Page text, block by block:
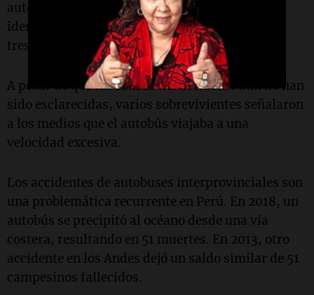
autobús. Hasta ahora, los forenses han logrado
identificar a cuatro de las víctimas, entre ellas
tres adultos mayores y un niño de cinco años.
A pesar de que las causas del accidente aún no han
sido esclarecidas, varios sobrevivientes señalaron
a los medios que el autobús viajaba a una
velocidad excesiva.
Los accidentes de autobuses interprovinciales son
una problemática recurrente en Perú. En 2018, un
autobús se precipitó al océano desde una vía
costera, resultando en 51 muertes. En 2013, otro
accidente en los Andes dejó un saldo similar de 51
campesinos fallecidos.